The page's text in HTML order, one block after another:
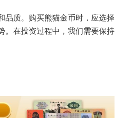
品质。购买熊猫金币时，应选择
。在投资过程中，我们需要保持